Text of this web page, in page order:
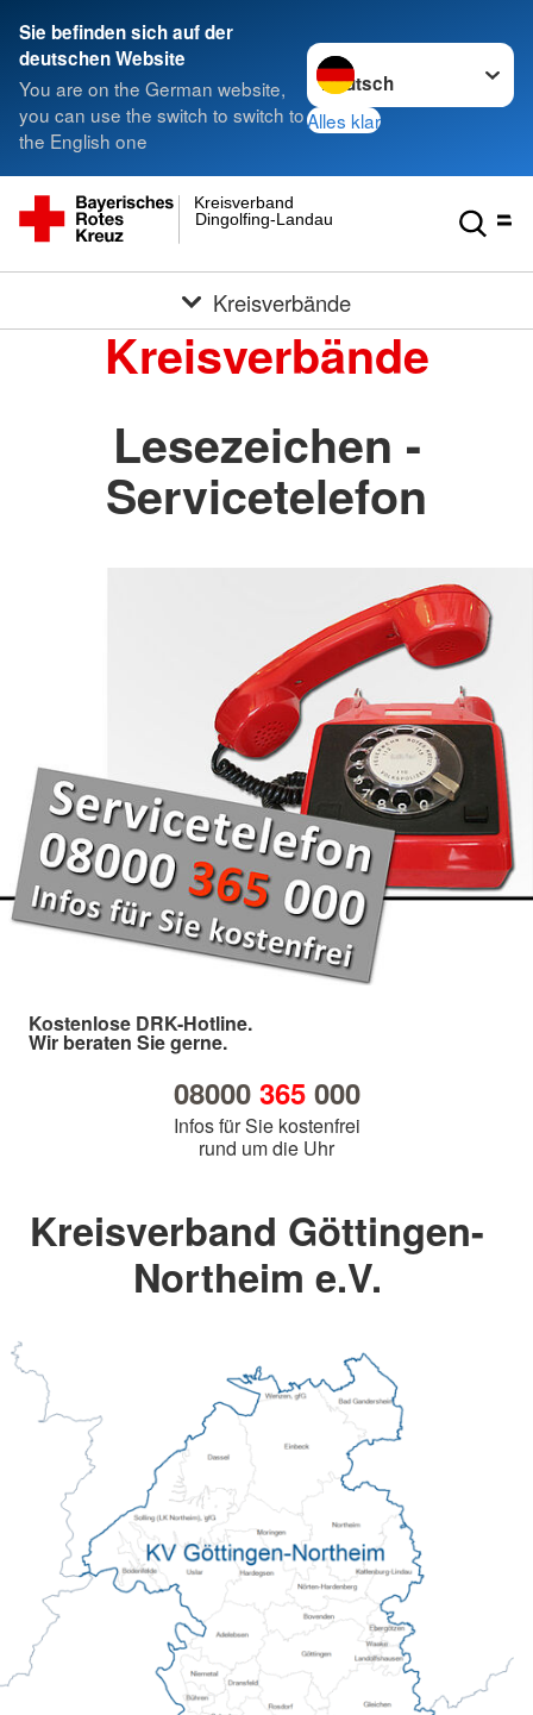
Sie befinden sich auf der
deutschen Website
You are on the German website,
you can use the switch to switch to
the English one
Sprache wechseln zu
Alles klar
Dingolfing-Landau
Kreisverband
Kreisverbände
Kreisverbände
Lesezeichen -
Servicetelefon
Kostenlose DRK-Hotline.
Wir beraten Sie gerne.
08000 365000
Infos für Sie kostenfrei
rund um die Uhr
Kreisverband Göttingen-
Northeim e.V.